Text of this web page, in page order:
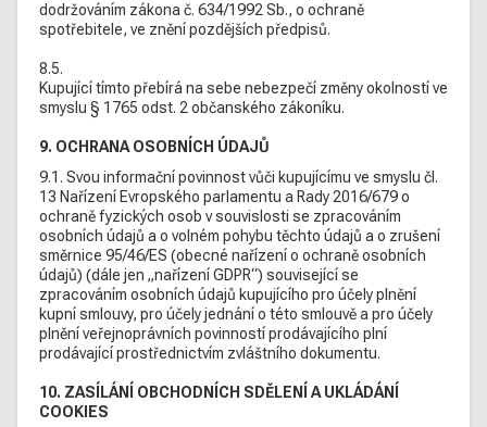
dodržováním zákona č. 634/1992 Sb., o ochraně
spotřebitele, ve znění pozdějších předpisů.
8.5.
Kupující tímto přebírá na sebe nebezpečí změny okolností ve
smyslu § 1765 odst. 2 občanského zákoníku.
9. OCHRANA OSOBNÍCH ÚDAJŮ
9.1. Svou informační povinnost vůči kupujícímu ve smyslu čl.
13 Nařízení Evropského parlamentu a Rady 2016/679 o
ochraně fyzických osob v souvislosti se zpracováním
osobních údajů a o volném pohybu těchto údajů a o zrušení
směrnice 95/46/ES (obecné nařízení o ochraně osobních
údajů) (dále jen „nařízení GDPR“) související se
zpracováním osobních údajů kupujícího pro účely plnění
kupní smlouvy, pro účely jednání o této smlouvě a pro účely
plnění veřejnoprávních povinností prodávajícího plní
prodávající prostřednictvím zvláštního dokumentu.
10. ZASÍLÁNÍ OBCHODNÍCH SDĚLENÍ A UKLÁDÁNÍ
COOKIES